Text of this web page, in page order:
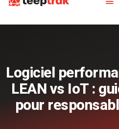
Logiciel
LEAN vs IoT :
pour